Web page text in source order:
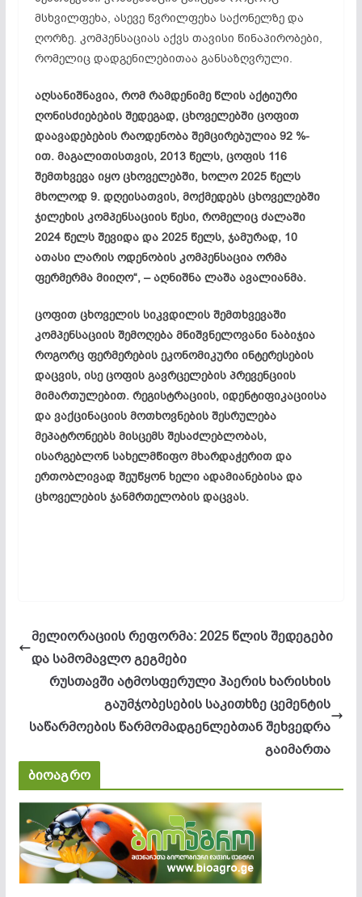
მსხვილფეხა, ასევე წვრილფეხა საქონელზე და
ღორზე. კომპენსაციას აქვს თავისი წინაპირობები,
რომელიც დადგენილებითაა განსაზღვრული.
აღსანიშნავია, რომ რამდენიმე წლის აქტიური
ღონისძიებების შედეგად, ცხოველებში ცოფით
დაავადებების რაოდენობა შემცირებულია 92 %-
ით. მაგალითისთვის, 2013 წელს, ცოფის 116
შემთხვევა იყო ცხოველებში, ხოლო 2025 წელს
მხოლოდ 9. დღეისათვის, მოქმედებს ცხოველებში
ჯილეხის კომპენსაციის წესი, რომელიც ძალაში
2024 წელს შევიდა და 2025 წელს, ჯამურად, 10
ათასი ლარის ოდენობის კომპენსაცია ორმა
ფერმერმა მიიღო“, – აღნიშნა ლაშა ავალიანმა.
ცოფით ცხოველის სიკვდილის შემთხვევაში
კომპენსაციის შემოღება მნიშვნელოვანი ნაბიჯია
როგორც ფერმერების ეკონომიკური ინტერესების
დაცვის, ისე ცოფის გავრცელების პრევენციის
მიმართულებით. რეგისტრაციის, იდენტიფიკაციისა
და ვაქცინაციის მოთხოვნების შესრულება
მეპატრონეებს მისცემს შესაძლებლობას,
ისარგებლონ სახელმწიფო მხარდაჭერით და
ერთობლივად შეუწყონ ხელი ადამიანებისა და
ცხოველების ჯანმრთელობის დაცვას.
მელიორაციის რეფორმა: 2025 წლის შედეგები
და სამომავლო გეგმები
რუსთავში ატმოსფერული ჰაერის ხარისხის
გაუმჯობესების საკითხზე ცემენტის
საწარმოების წარმომადგენლებთან შეხვედრა
გაიმართა
ბიოაგრო